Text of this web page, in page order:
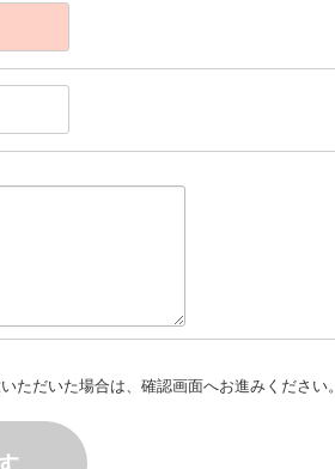
ただいた場合は、確認画面へお進みください。